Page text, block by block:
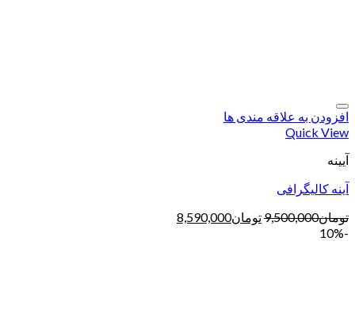
افزودن به علاقه مندی ها
Quick View
آیینه
آینه کالیگرافی
تومان9,500,000تومان8,590,000
-10%